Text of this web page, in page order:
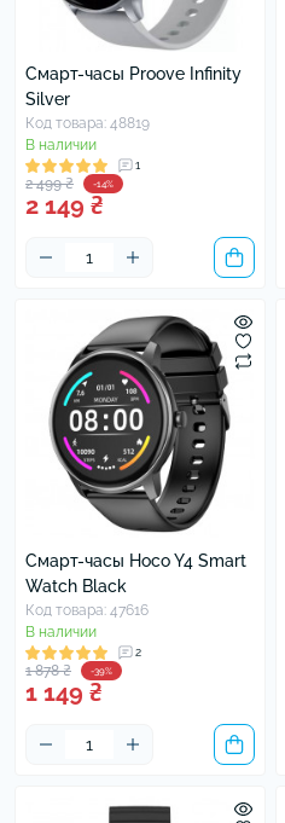
Смарт-часы Proove Infinity
Silver
Код товара: 48819
В наличии
1
2 499 ₴ -14%
2 149 ₴
Смарт-часы Hoco Y4 Smart
Watch Black
Код товара: 47616
В наличии
2
1 878 ₴ -39%
1 149 ₴